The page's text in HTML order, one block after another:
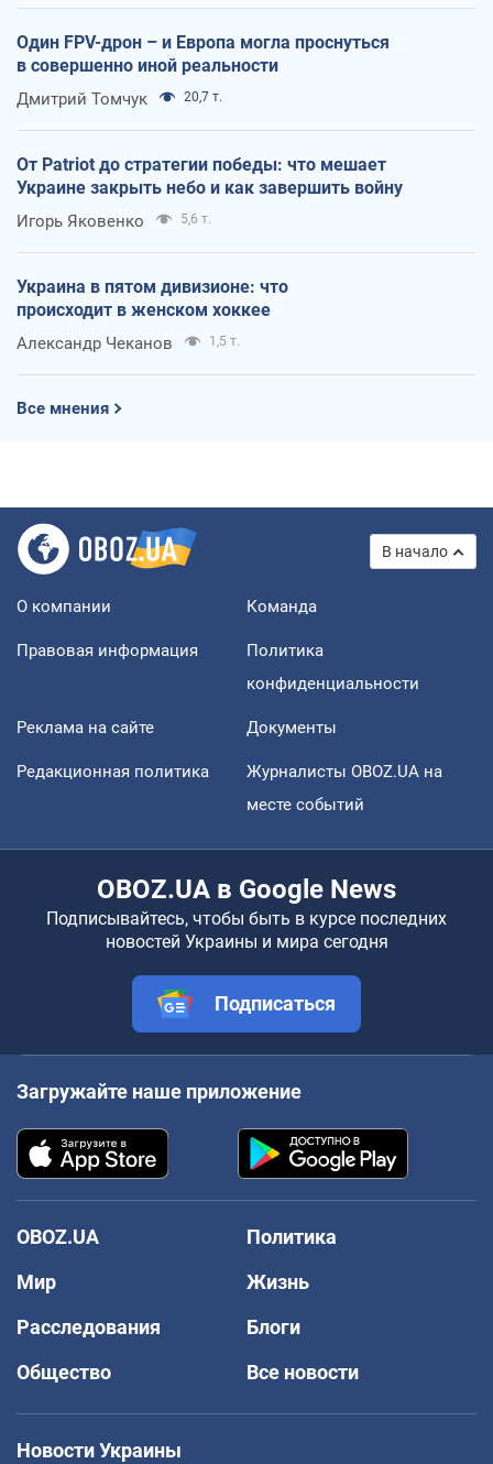
Один FPV-дрон – и Европа могла проснуться
в совершенно иной реальности
Дмитрий Томчук 20,7 т.
От Patriot до стратегии победы: что мешает
Украине закрыть небо и как завершить войну
Игорь Яковенко 5,6 т.
Украина в пятом дивизионе: что
происходит в женском хоккее
Александр Чеканов 1,5 т.
Все мнения
В начало
О компании Команда
Правовая информация
Политика
конфиденциальности
Реклама на сайте Документы
Редакционная политика
Журналисты OBOZ.UA на
месте событий
OBOZ.UA в Google News
Подписывайтесь, чтобы быть в курсе последних
новостей Украины и мира сегодня
Подписаться
Загружайте наше приложение
OBOZ.UA
Политика
Мир
Жизнь
Расследования
Блоги
Общество
Все новости
Новости Украины